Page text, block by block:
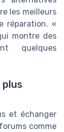
les meilleurs
réparation. «
montre des
quelques
et échanger
comme